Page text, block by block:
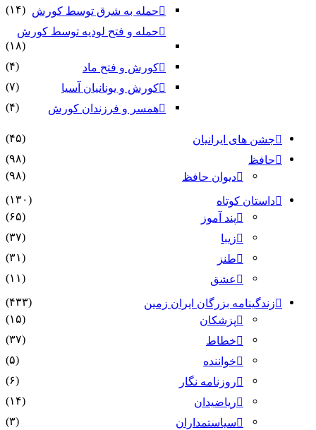
حمله به شرق توسط کورش (۱۴)
حمله و فتح لودیه توسط کورش
(۱۸)
کورش و فتح ماد
(۴)
کورش و یونانیان آسیا
(۷)
همسر و فرزندان کورش
(۴)
جشن های ایرانیان
(۴۵)
حافظ
(۹۸)
دیوان حافظ
(۹۸)
داستان کوتاه
(۱۳۰)
پند آموز
(۶۵)
زیبا
(۳۷)
طنز
(۳۱)
عشق
(۱۱)
زندگینامه بزرگان ایران زمین
(۴۳۳)
پزشکان
(۱۵)
خطاط
(۳۷)
خواننده
(۵)
روزنامه نگار
(۶)
ریاضیدان
(۱۴)
سیاستمداران
(۳)